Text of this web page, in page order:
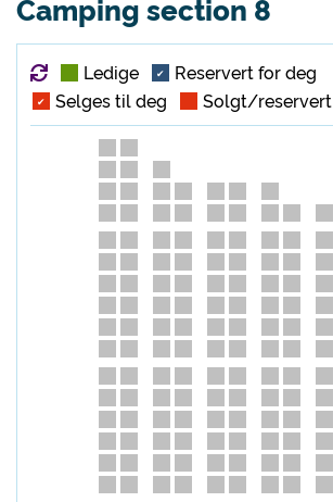
Camping section 8
Oversikt over oppdateringer
Ledige ✔ Reservert for deg
✔ Selges til deg Solgt/reservert